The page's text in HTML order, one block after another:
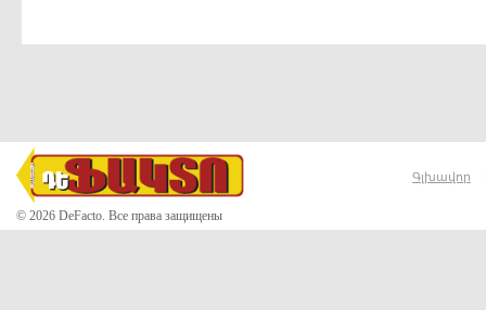
© 2026 DeFacto. Все права защищены
Գլխավոր